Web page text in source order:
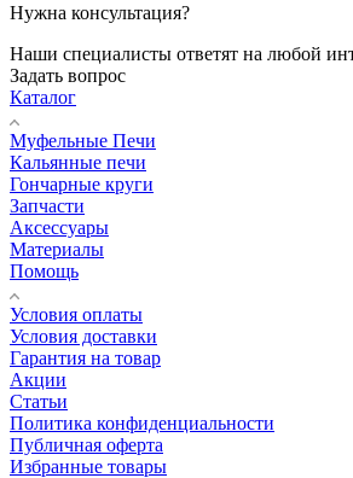
Нужна консультация?
Наши специалисты ответят на любой
Задать вопрос
Каталог
Муфельные Печи
Кальянные печи
Гончарные круги
Запчасти
Аксессуары
Материалы
Помощь
Условия оплаты
Условия доставки
Гарантия на товар
Акции
Статьи
Политика конфиденциальности
Публичная оферта
Избранные товары